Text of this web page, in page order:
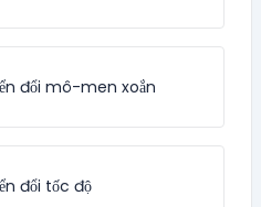
đổi mô-men xoắn
đổi tốc độ